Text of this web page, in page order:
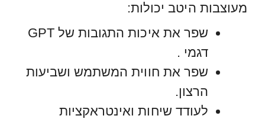
מעוצבות היטב יכולות:
שפר את איכות התגובות של GPT
דגמי .
שפר את חווית המשתמש ושביעות
הרצון.
לעודד שיחות ואינטראקציות